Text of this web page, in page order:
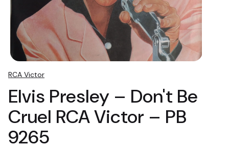
RCA Victor
Elvis Presley ‎– Don't Be
Cruel RCA Victor ‎– PB
9265